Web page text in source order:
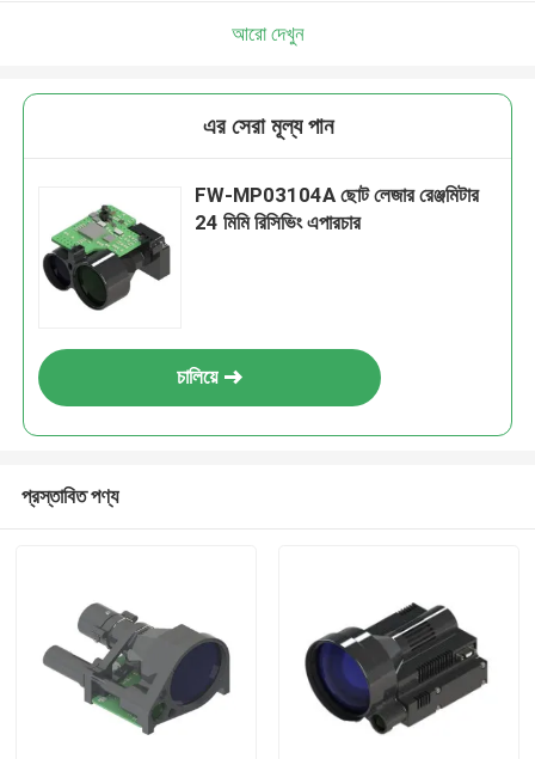
আরো দেখুন
এর সেরা মূল্য পান
FW-MP03104A ছোট লেজার রেঞ্জমিটার
24 মিমি রিসিভিং এপারচার
চালিয়ে
প্রস্তাবিত পণ্য